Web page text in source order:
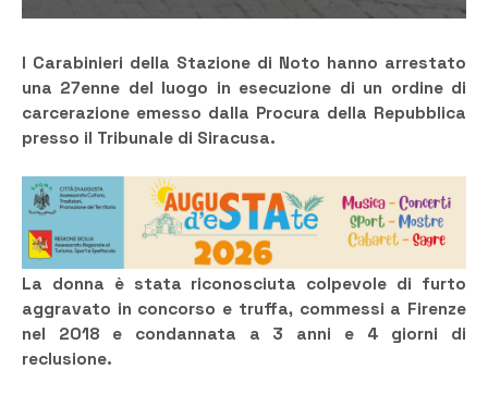
I Carabinieri della Stazione di Noto hanno arrestato
una 27enne del luogo in esecuzione di un ordine di
carcerazione emesso dalla Procura della Repubblica
presso il Tribunale di Siracusa.
La donna è stata riconosciuta colpevole di furto
aggravato in concorso e truffa, commessi a Firenze
nel 2018 e condannata a 3 anni e 4 giorni di
reclusione.